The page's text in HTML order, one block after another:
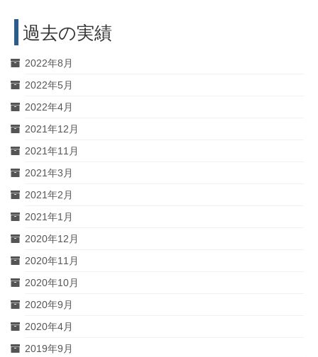
過去の実績
2022年8月
2022年5月
2022年4月
2021年12月
2021年11月
2021年3月
2021年2月
2021年1月
2020年12月
2020年11月
2020年10月
2020年9月
2020年4月
2019年9月